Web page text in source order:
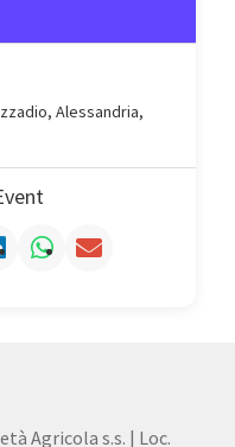
Alessandria,
Agricola s.s. | Loc.